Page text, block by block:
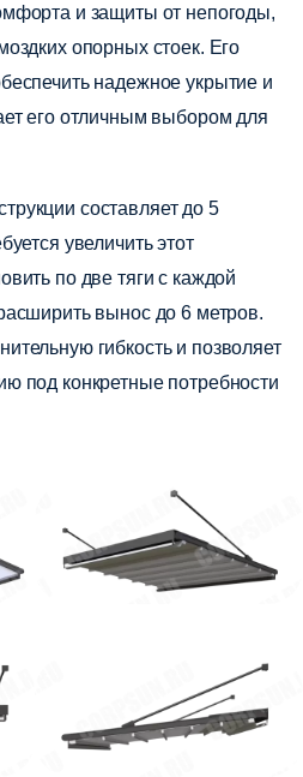
и защиты от непогоды,
опорных стоек. Его
надежное укрытие и
его отличным выбором для
составляет до 5
увеличить этот
по две тяги с каждой
вынос до 6 метров.
гибкость и позволяет
под конкретные потребности